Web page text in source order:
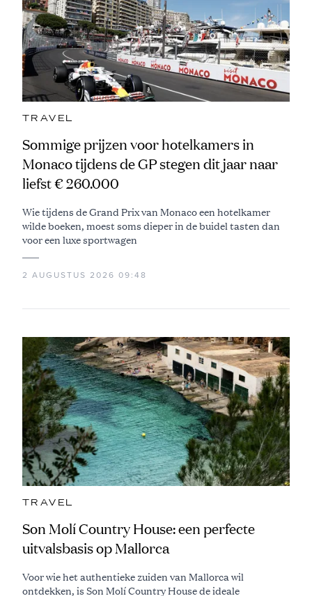
TRAVEL
Sommige prijzen voor hotelkamers in
Monaco tijdens de GP stegen dit jaar naar
liefst € 260.000
Wie tijdens de Grand Prix van Monaco een hotelkamer
wilde boeken, moest soms dieper in de buidel tasten dan
voor een luxe sportwagen
2 AUGUSTUS 2026 09:48
TRAVEL
Son Molí Country House: een perfecte
uitvalsbasis op Mallorca
Voor wie het authentieke zuiden van Mallorca wil
ontdekken, is Son Molí Country House de ideale